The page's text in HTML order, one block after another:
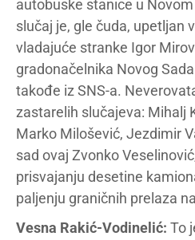
autobuske stanice u
slučaj je, gle čuda, upetljan
vladajuće stranke Igor
gradonačelnika Novog
takođe iz SNS-a.
zastarelih slučajeva: Mihalj
Marko Milošević, Jezdimir
sad ovaj Zvonko
prisvajanju desetine
paljenju graničnih prelaza
Vesna Rakić-Vodinelić: To